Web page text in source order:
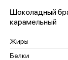
Шоколадный
карамельный
Жиры
Белки